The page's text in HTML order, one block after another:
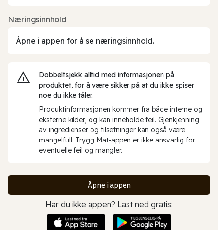
Næringsinnhold
Åpne i appen for å se næringsinnhold.
Dobbeltsjekk alltid med informasjonen på
produktet, for å være sikker på at du ikke spiser
noe du ikke tåler.
Produktinformasjonen kommer fra både interne og
eksterne kilder, og kan inneholde feil. Gjenkjenning
av ingredienser og tilsetninger kan også være
mangelfull. Trygg Mat-appen er ikke ansvarlig for
eventuelle feil og mangler.
Åpne i appen
Har du ikke appen? Last ned gratis: